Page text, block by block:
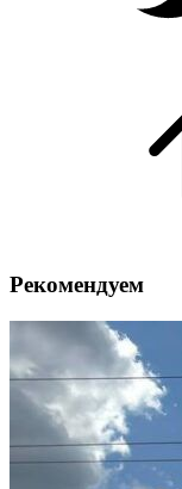
Рекомендуем